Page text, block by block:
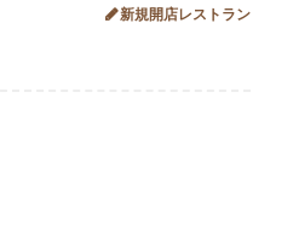
新規開店レストラン